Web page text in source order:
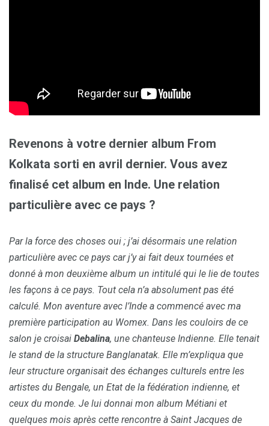
Revenons à votre dernier album From
Kolkata sorti en avril dernier. Vous avez
finalisé cet album en Inde. Une relation
particulière avec ce pays ?
Par la force des choses oui ; j’ai désormais une relation
particulière avec ce pays car j’y ai fait deux tournées et
donné à mon deuxième album un intitulé qui le lie de toutes
les façons à ce pays. Tout cela n’a absolument pas été
calculé. Mon aventure avec l’Inde a commencé avec ma
première participation au Womex. Dans les couloirs de ce
salon je croisai Debalina, une chanteuse Indienne. Elle tenait
le stand de la structure Banglanatak. Elle m’expliqua que
leur structure organisait des échanges culturels entre les
artistes du Bengale, un Etat de la fédération indienne, et
ceux du monde. Je lui donnai mon album Métiani et
quelques mois après cette rencontre à Saint Jacques de